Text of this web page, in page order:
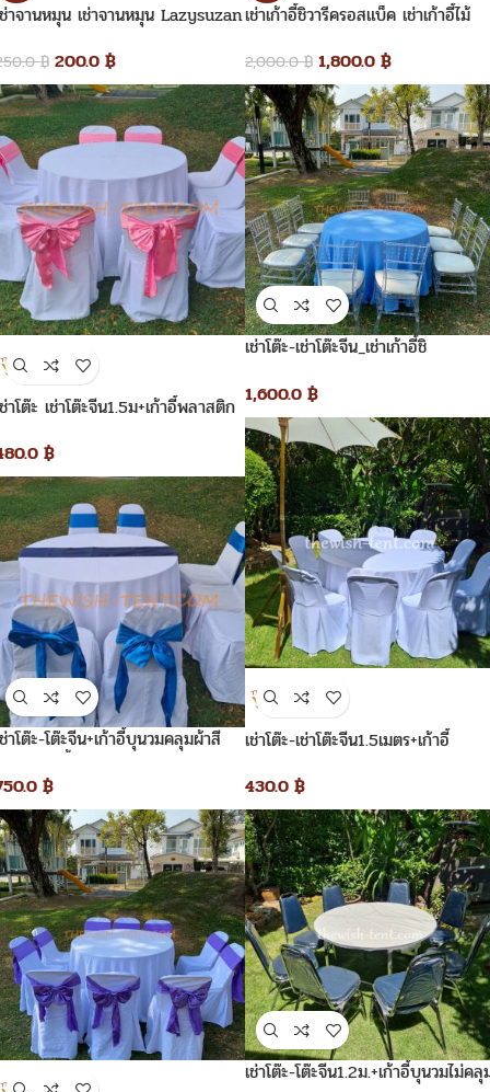
าจานหมุน เช่าจานหมุน Lazysuzan
฿ 200.0 ฿
เช่าเก้าอี้ชิวารีครอสแบ็ค เช่าเก้าอี้ไม้
2,000.0฿ 1,800.0 ฿
าโต๊ะ เช่าโต๊ะจีน1.5ม+เก้าอี้พลาสติก
฿
เช่าโต๊ะ-เช่าโต๊ะจีน_เช่าเก้าอี้ชิ
1,600.0 ฿
เช่าโต๊ะ-เช่าโต๊ะจีน1.5เมตร+เก้าอี้
430.0 ฿
าโต๊ะ-โต๊ะจีน+เก้าอี้บุนวมคลุมผ้าสี
฿
เช่าโต๊ะ-โต๊ะจีน1.2ม.+เก้าอี้บุนวมไม่คลุ